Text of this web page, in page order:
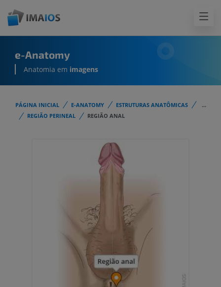
e-Anatomy
Anatomia em imagens
PÁGINA INICIAL E-ANATOMY ESTRUTURAS ANATÔMICAS
...
REGIÃO PERINEAL
REGIÃO ANAL